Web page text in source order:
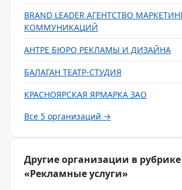
BRAND LEADER АГЕНТСТВО
КОММУНИКАЦИЙ
АНТРЕ БЮРО РЕКЛАМЫ И ДИЗАЙНА
БАЛАГАН ТЕАТР-СТУДИЯ
КРАСНОЯРСКАЯ ЯРМАРКА ЗАО
Все 5 организаций →
Другие организации в рубрике
«Рекламные услуги»